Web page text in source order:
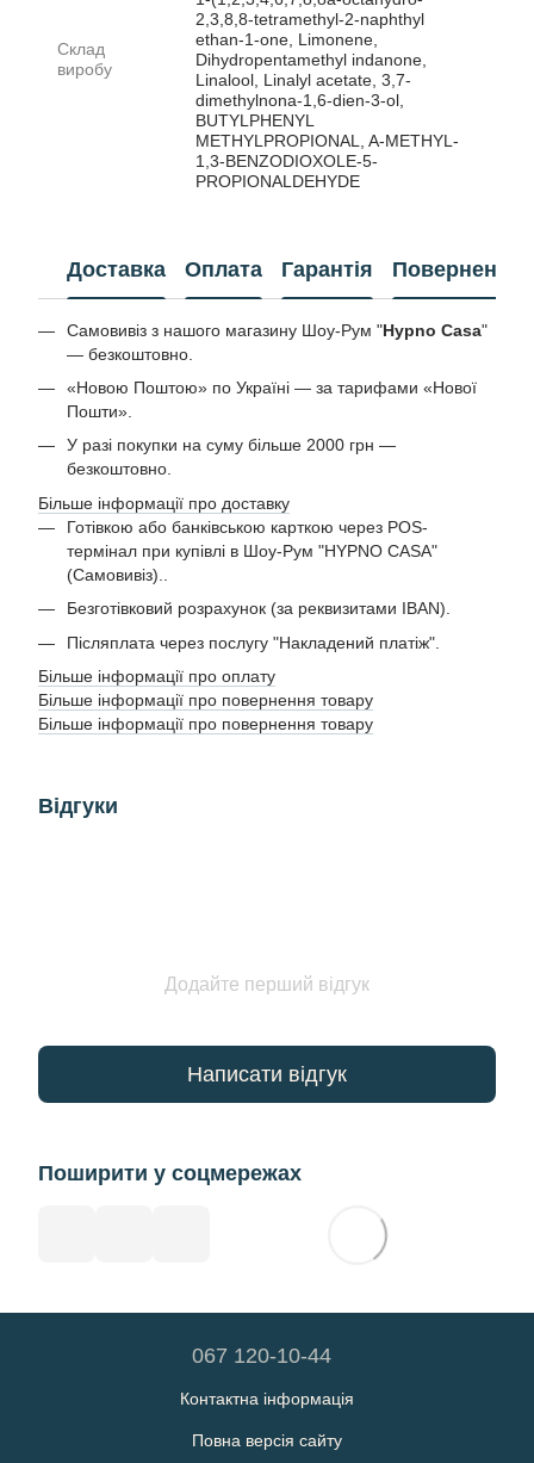
Склад
виробу
2,3,8,8-tetramethyl-2-naphthyl
ethan-1-one, Limonene,
Dihydropentamethyl indanone,
Linalool, Linalyl acetate, 3,7-
dimethylnona-1,6-dien-3-ol,
BUTYLPHENYL
METHYLPROPIONAL, A-METHYL-
1,3-BENZODIOXOLE-5-
PROPIONALDEHYDE
Доставка Оплата Гарантія Повернення
Самовивіз з нашого магазину Шоу-Рум "Hypno Casa"
— безкоштовно.
«Новою Поштою» по Україні — за тарифами «Нової
Пошти».
У разі покупки на суму більше 2000 грн —
безкоштовно.
Більше інформації про доставку
Готівкою або банківською карткою через POS-
термінал при купівлі в Шоу-Рум "HYPNO CASA"
(Самовивіз)..
Безготівковий розрахунок (за реквизитами IBAN).
Післяплата через послугу "Накладений платіж".
Більше інформації про оплату
Більше інформації про повернення товару
Більше інформації про повернення товару
Відгуки
Додайте перший відгук
Написати відгук
Поширити у соцмережах
067 120-10-44
Контактна інформація
Повна версія сайту